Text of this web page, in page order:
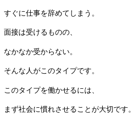
すぐに仕事を辞めてしまう。
面接は受けるものの、
なかなか受からない。
そんな人がこのタイプです。
このタイプを働かせるには、
まず社会に慣れさせることが大切です。